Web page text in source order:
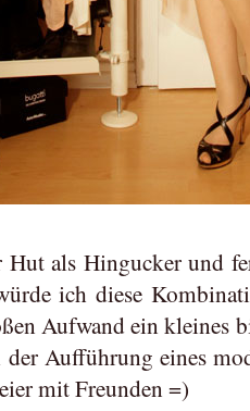
Hut als Hingucker und
ich diese
Aufwand ein kleines
Aufführung eines
mit Freunden =)